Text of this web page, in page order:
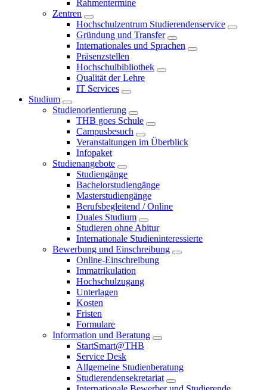
Rahmentermine
Zentren
Hochschulzentrum Studierendenservice
Gründung und Transfer
Internationales und Sprachen
Präsenzstellen
Hochschulbibliothek
Qualität der Lehre
IT Services
Studium
Studienorientierung
THB goes Schule
Campusbesuch
Veranstaltungen im Überblick
Infopaket
Studienangebote
Studiengänge
Bachelorstudiengänge
Masterstudiengänge
Berufsbegleitend / Online
Duales Studium
Studieren ohne Abitur
Internationale Studieninteressierte
Bewerbung und Einschreibung
Online-Einschreibung
Immatrikulation
Hochschulzugang
Unterlagen
Kosten
Fristen
Formulare
Information und Beratung
StartSmart@THB
Service Desk
Allgemeine Studienberatung
Studierendensekretariat